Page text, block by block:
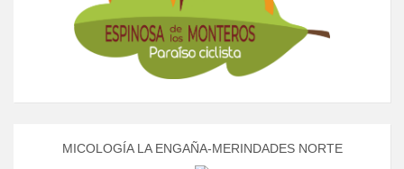
MICOLOGÍA LA ENGAÑA-MERINDADES NORTE